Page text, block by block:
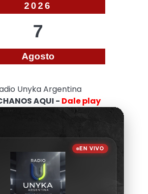
2026
7
Agosto
Unyka Argentina
AQUI - Dale play